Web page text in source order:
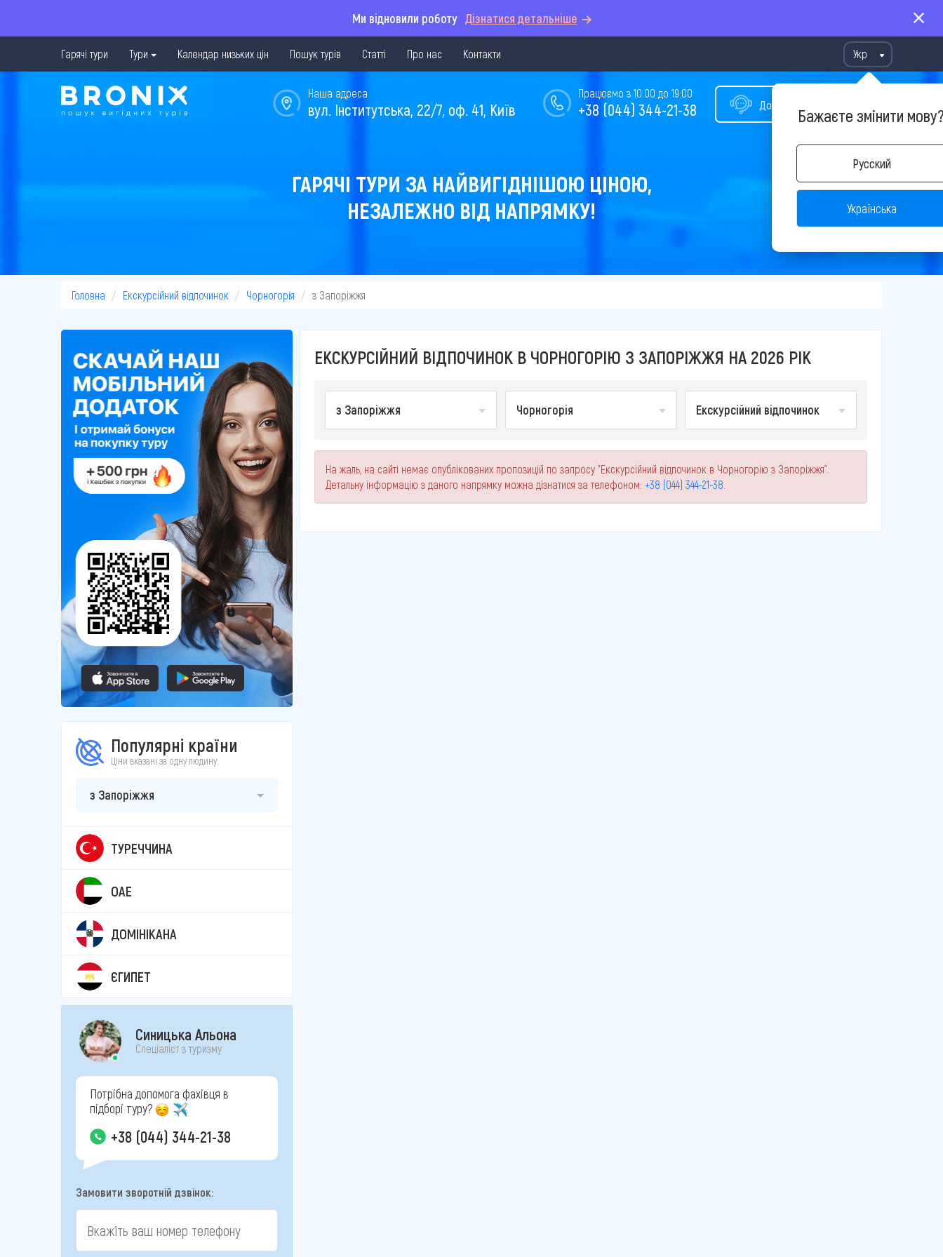
Ми відновили роботу Дізнатися детальніше
Гарячі тури Тури Календар низьких цін Пошук турів Статті Про нас Контакти Укр
Бажаєте змінити
Русский
Українська
Допомога у виборі туру
Працюємо з 10:00 до 19:00
+38 (044) 344-21-38
Наша адреса
вул. Інститутська, 22/7, оф. 41, Київ
ГАРЯЧІ ТУРИ ЗА НАЙВИГІДНІШОЮ ЦІНОЮ,
НЕЗАЛЕЖНО ВІД НАПРЯМКУ!
Головна Екскурсійний відпочинок Чорногорія з Запоріжжя
Популярні країни
Ціни вказані за одну людину
з Запоріжжя
ТУРЕЧЧИНА
ОАЕ
ДОМІНІКАНА
ЄГИПЕТ
Синицька Альона
Спеціаліст з туризму
Потрібна допомога фахівця в
підборі туру?
+38 (044) 344-21-38
Замовити зворотній дзвінок:
ЕКСКУРСІЙНИЙ ВІДПОЧИНОК В ЧОРНОГОРІЮ З ЗАПОРІЖЖЯ НА 2026 РІК
з Запоріжжя Чорногорія Екскурсійний відпочинок
На жаль, на сайті немає опублікованих пропозицій по запросу "Екскурсійний відпочинок в Чорногорію з Запоріжжя".
Детальну інформацію з даного напрямку можна дізнатися за телефоном: +38 (044) 344-21-38